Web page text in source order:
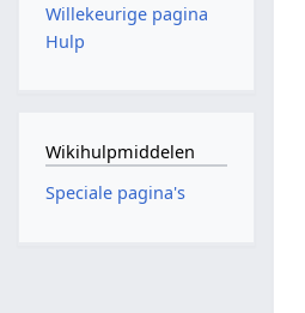
Willekeurige pagina
Hulp
Wikihulpmiddelen
Speciale pagina's